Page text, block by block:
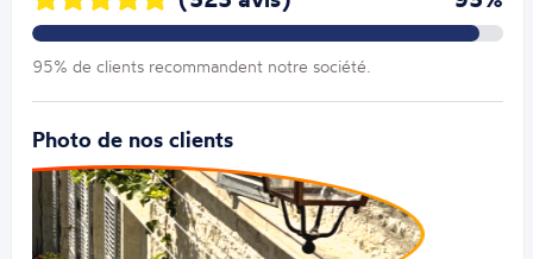
95% de clients recommandent notre société.
Photo de nos clients